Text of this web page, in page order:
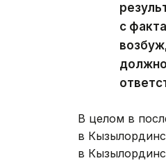
с
В целом в
в
в